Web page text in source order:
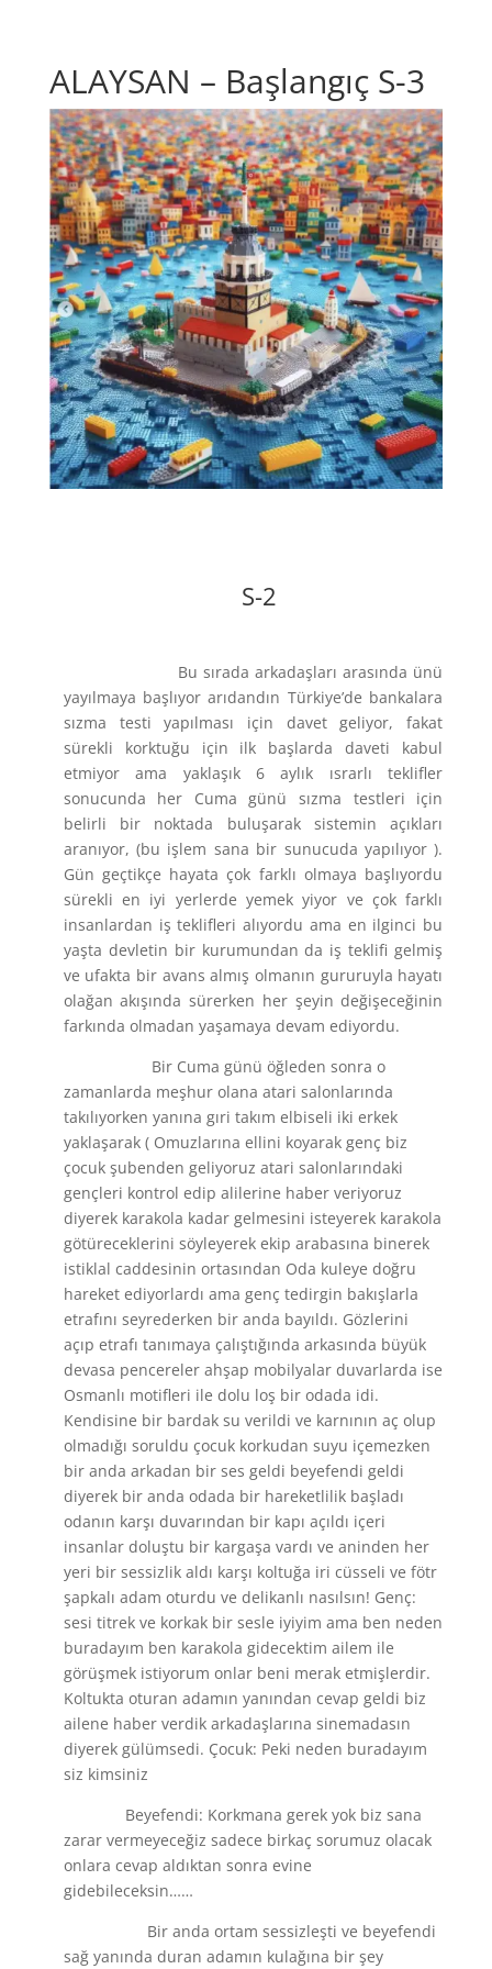
ALAYSAN – Başlangıç S-3
S-2
Bu sırada arkadaşları arasında ünü
yayılmaya başlıyor arıdandın Türkiye’de bankalara
sızma testi yapılması için davet geliyor, fakat
sürekli korktuğu için ilk başlarda daveti kabul
etmiyor ama yaklaşık 6 aylık ısrarlı teklifler
sonucunda her Cuma günü sızma testleri için
belirli bir noktada buluşarak sistemin açıkları
aranıyor, (bu işlem sana bir sunucuda yapılıyor ).
Gün geçtikçe hayata çok farklı olmaya başlıyordu
sürekli en iyi yerlerde yemek yiyor ve çok farklı
insanlardan iş teklifleri alıyordu ama en ilginci bu
yaşta devletin bir kurumundan da iş teklifi gelmiş
ve ufakta bir avans almış olmanın gururuyla hayatı
olağan akışında sürerken her şeyin değişeceğinin
farkında olmadan yaşamaya devam ediyordu.
Bir Cuma günü öğleden sonra o
zamanlarda meşhur olana atari salonlarında
takılıyorken yanına gıri takım elbiseli iki erkek
yaklaşarak ( Omuzlarına ellini koyarak genç biz
çocuk şubenden geliyoruz atari salonlarındaki
gençleri kontrol edip alilerine haber veriyoruz
diyerek karakola kadar gelmesini isteyerek karakola
götüreceklerini söyleyerek ekip arabasına binerek
istiklal caddesinin ortasından Oda kuleye doğru
hareket ediyorlardı ama genç tedirgin bakışlarla
etrafını seyrederken bir anda bayıldı. Gözlerini
açıp etrafı tanımaya çalıştığında arkasında büyük
devasa pencereler ahşap mobilyalar duvarlarda ise
Osmanlı motifleri ile dolu loş bir odada idi.
Kendisine bir bardak su verildi ve karnının aç olup
olmadığı soruldu çocuk korkudan suyu içemezken
bir anda arkadan bir ses geldi beyefendi geldi
diyerek bir anda odada bir hareketlilik başladı
odanın karşı duvarından bir kapı açıldı içeri
insanlar doluştu bir kargaşa vardı ve aninden her
yeri bir sessizlik aldı karşı koltuğa iri cüsseli ve fötr
şapkalı adam oturdu ve delikanlı nasılsın! Genç:
sesi titrek ve korkak bir sesle iyiyim ama ben neden
buradayım ben karakola gidecektim ailem ile
görüşmek istiyorum onlar beni merak etmişlerdir.
Koltukta oturan adamın yanından cevap geldi biz
ailene haber verdik arkadaşlarına sinemadasın
diyerek gülümsedi. Çocuk: Peki neden buradayım
siz kimsiniz
Beyefendi: Korkmana gerek yok biz sana
zarar vermeyeceğiz sadece birkaç sorumuz olacak
onlara cevap aldıktan sonra evine
gidebileceksin……
Bir anda ortam sessizleşti ve beyefendi
sağ yanında duran adamın kulağına bir şey